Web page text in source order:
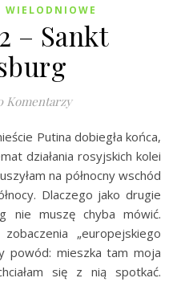
WIELODNIOWE
– Sankt
Komentarzy
działania rosyjskich kolei
na północny wschód
Dlaczego jako drugie
nie muszę chyba mówić.
„europejskiego
powód: mieszka tam moja
się z nią spotkać.